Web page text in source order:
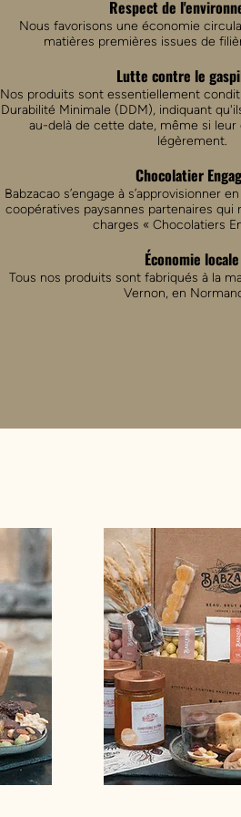
Respect de
Nous favorisons une économie
matières premières issues de
Lutte contre le
Nos produits sont essentiellement
Durabilité Minimale (DDM), indiquant
au-delà de cette date, même si
légèrement.
Chocolatier
Babzacao s’engage à s’approvisionner
coopératives paysannes partenaires
charges « Chocolatiers
Économie locale
Tous nos produits sont fabriqués à la
Vernon, en